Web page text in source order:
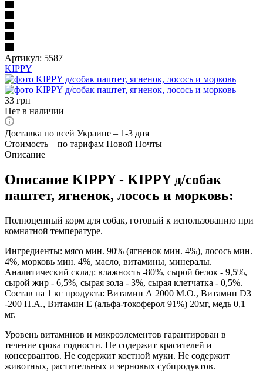
Артикул: 5587
KIPPY
33 грн
Нет в наличии
Доставка по всей Украине – 1-3 дня
Стоимость – по тарифам Новой Почты
Описание
Описание KIPPY - KIPPY д/собак
паштет, ягненок, лосось и морковь:
Полноценный корм для собак, готовый к использованию при
комнатной температуре.
Ингредиенты: мясо мин. 90% (ягненок мин. 4%), лосось мин.
4%, морковь мин. 4%, масло, витамины, минералы.
Аналитический склад: влажность -80%, сырой белок - 9,5%,
сырой жир - 6,5%, сырая зола - 3%, сырая клетчатка - 0,5%.
Состав на 1 кг продукта: Витамин А 2000 М.О., Витамин D3
-200 Н.А., Витамин Е (альфа-токоферол 91%) 20мг, медь 0,1
мг.
Уровень витаминов и микроэлементов гарантирован в
течение срока годности. Не содержит красителей и
консервантов. Не содержит костной муки. Не содержит
животных, растительных и зерновых субпродуктов.